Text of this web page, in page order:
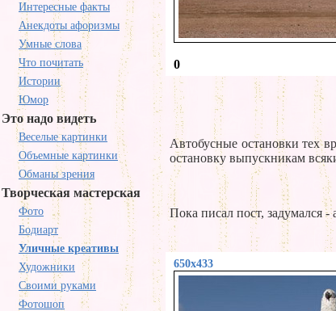
Интересные факты
Анекдоты афоризмы
Умные слова
Что почитать
Истории
Юмор
Это надо видеть
Веселые картинки
Объемные картинки
Обманы зрения
Творческая мастерская
Фото
Бодиарт
Уличные креативы
Художники
Своими руками
Фотошоп
0
Автобусные остановки тех
остановку выпускникам
Пока писал пост, задумался
650x433